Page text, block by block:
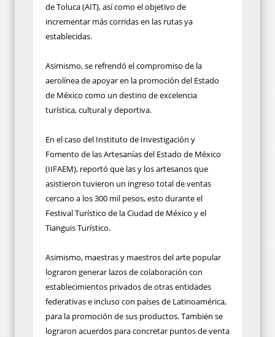
de Toluca (AIT), así como el objetivo de
incrementar más corridas en las rutas ya
establecidas.
Asimismo, se refrendó el compromiso de la
aerolínea de apoyar en la promoción del Estado
de México como un destino de excelencia
turística, cultural y deportiva.
En el caso del Instituto de Investigación y
Fomento de las Artesanías del Estado de México
(IIFAEM), reportó que las y los artesanos que
asistieron tuvieron un ingreso total de ventas
cercano a los 300 mil pesos, esto durante el
Festival Turístico de la Ciudad de México y el
Tianguis Turístico.
Asimismo, maestras y maestros del arte popular
lograron generar lazos de colaboración con
establecimientos privados de otras entidades
federativas e incluso con países de Latinoamérica,
para la promoción de sus productos. También se
lograron acuerdos para concretar puntos de venta